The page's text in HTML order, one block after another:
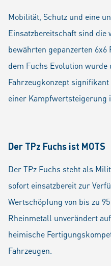
Mobilität, Schutz und eine
Einsatzbereitschaft sind
bewährten gepanzerten
dem Fuchs Evolution wurde
Fahrzeugkonzept
einer Kampfwertsteigerung
Der TPz Fuchs ist MOTS
Der TPz Fuchs steht als
sofort einsatzbereit zur
Wertschöpfung von bis zu
Rheinmetall unverändert
heimische
Fahrzeugen.